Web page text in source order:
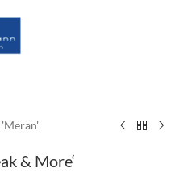
'Meran'
& More‘